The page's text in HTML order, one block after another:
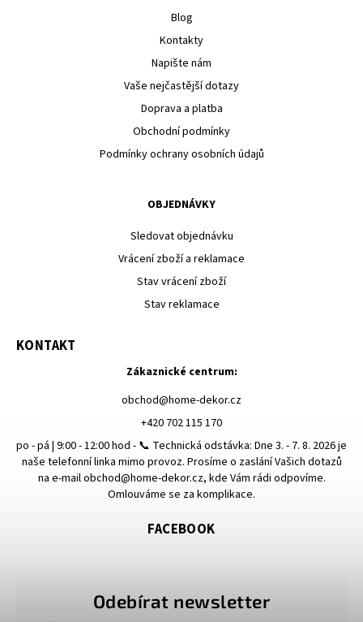
Blog
Kontakty
Napište nám
Vaše nejčastější dotazy
Doprava a platba
Obchodní podmínky
Podmínky ochrany osobních údajů
OBJEDNÁVKY
Sledovat objednávku
Vrácení zboží a reklamace
Stav vrácení zboží
Stav reklamace
Odebírat newsletter
KONTAKT
Zákaznické centrum:
obchod@home-dekor.cz
+420 702 115 170
po - pá | 9:00 - 12:00 hod - 📞 Technická odstávka: Dne 3. - 7. 8. 2026 je
naše telefonní linka mimo provoz. Prosíme o zaslání Vašich dotazů
na e-mail obchod@home-dekor.cz, kde Vám rádi odpovíme.
Omlouváme se za komplikace.
FACEBOOK